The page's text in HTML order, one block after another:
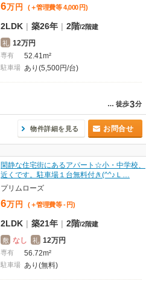
6万 円 (＋管理費等 4,000 円)
2LDK | 築26年 | 2階/2階建
礼 12万円
専有 52.41m²
駐車場 あり(5,500円/台)
… 徒歩3分
物件詳細を見る お問合せ
閑静な住宅街にあるアパート☆小・中学校、
近くです。駐車場１台無料付き(^^♪Ｌ…
プリムローズ
6万 円 (＋管理費等 - 円)
2LDK | 築21年 | 2階/2階建
敷 なし 礼 12万円
専有 56.72m²
駐車場 あり(無料)